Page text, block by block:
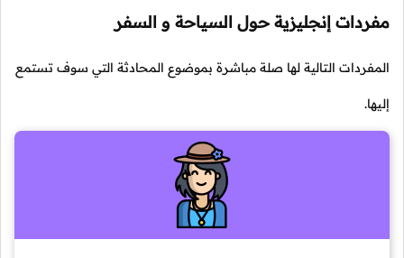
مفردات إنجليزية حول السياحة و السفر
المفردات التالية لها صلة مباشرة بموضوع المحادثة التي سوف تستمع
إليها.